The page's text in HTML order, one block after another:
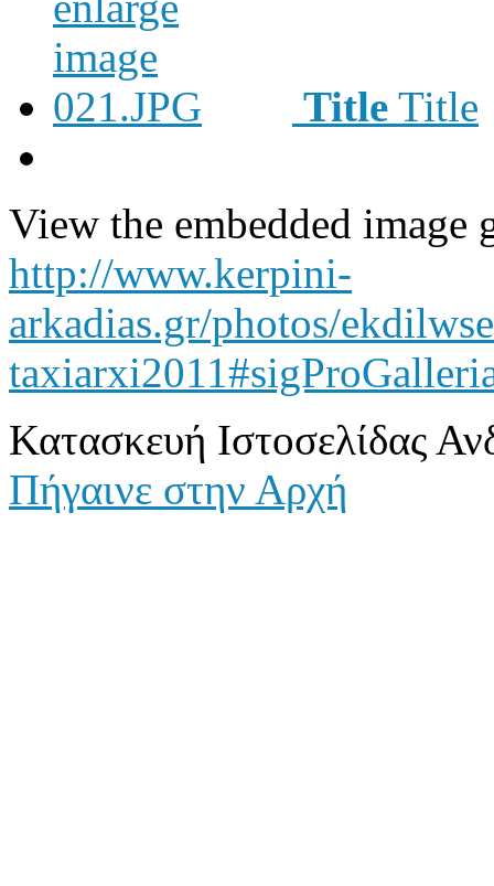
Title Title
View the embedded image
http://www.kerpini-
arkadias.gr/photos/
Κατασκευή Ιστοσελίδας
Πήγαινε στην Αρχή